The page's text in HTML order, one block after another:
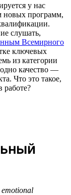
у нас
новых программ,
слушать,
Всемирного
ключевых
из категории
качество —
Что это такое,
работе?